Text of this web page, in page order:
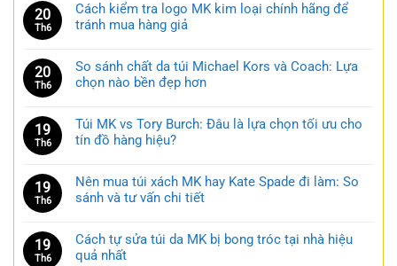
20
Th6
Cách kiểm tra logo MK kim loại chính hãng để
tránh mua hàng giả
20
Th6
So sánh chất da túi Michael Kors và Coach: Lựa
chọn nào bền đẹp hơn
19
Th6
Túi MK vs Tory Burch: Đâu là lựa chọn tối ưu cho
tín đồ hàng hiệu?
19
Th6
Nên mua túi xách MK hay Kate Spade đi làm: So
sánh và tư vấn chi tiết
19
Th6
Cách tự sửa túi da MK bị bong tróc tại nhà hiệu
quả nhất